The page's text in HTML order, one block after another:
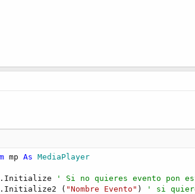
mp As MediaPlayer
' Si no quieres evento pon
(
"Nombre Evento" )
' si